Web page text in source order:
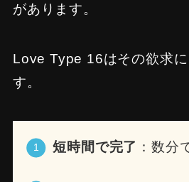
があります。
Love Type 16はその欲求
す。
短時間で完了 ：数分